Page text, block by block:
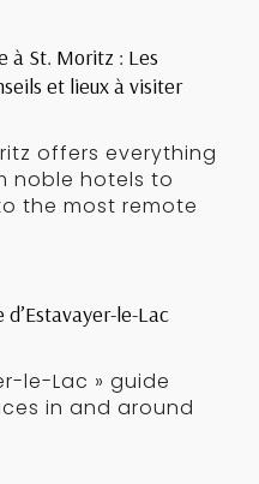
à St. Moritz : Les
et lieux à visiter
offers everything
noble hotels to
the most remote
le-Lac
le-Lac » guide
in and around